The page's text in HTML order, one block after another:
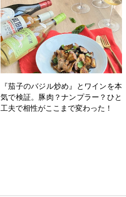
『茄子のバジル炒め』とワインを本
気で検証。豚肉？ナンプラー？ひと
工夫で相性がここまで変わった！